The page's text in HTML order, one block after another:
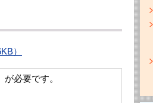
）
必要です。